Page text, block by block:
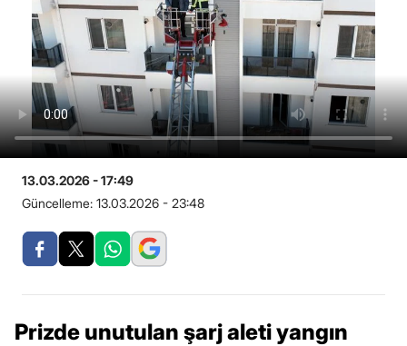
13.03.2026 - 17:49
Güncelleme: 13.03.2026 - 23:48
Prizde unutulan şarj aleti yangın